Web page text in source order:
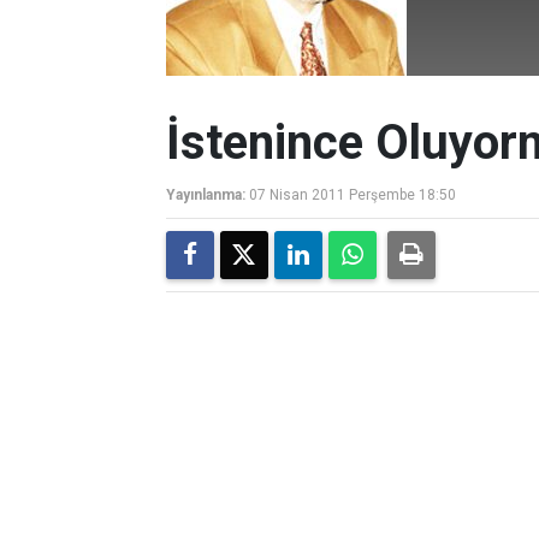
İstenince
Yayınlanma: 07 Nisan 2011 Perşembe 18:50